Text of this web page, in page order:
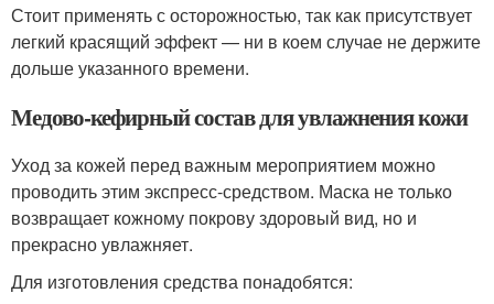
Стоит применять с осторожностью, так как присутствует
легкий красящий эффект — ни в коем случае не держите
дольше указанного времени.
Медово-кефирный состав для увлажнения кожи
Уход за кожей перед важным мероприятием можно
проводить этим экспресс-средством. Маска не только
возвращает кожному покрову здоровый вид, но и
прекрасно увлажняет.
Для изготовления средства понадобятся: